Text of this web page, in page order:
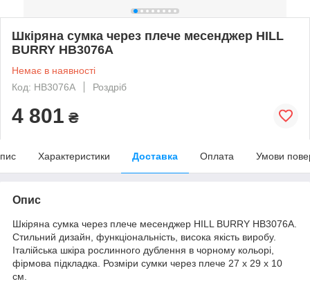
Шкіряна сумка через плече месенджер HILL
BURRY HB3076A
Немає в наявності
Код: HB3076A
Роздріб
4 801 ₴
Характеристики Доставка Оплата Умови
Опис
Шкіряна сумка через плече месенджер HILL BURRY HB3076A.
Стильний дизайн, функціональність, висока якість виробу.
Італійська шкіра рослинного дублення в чорному кольорі,
фірмова підкладка. Розміри сумки через плече 27 x 29 x 10
см.